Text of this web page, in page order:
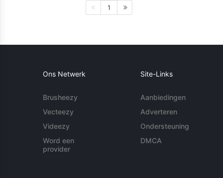
1
Ons Netwerk
Brusheezy
Vecteezy
Videezy
Word een
provider
Site-Links
Aanbiedingen
Adverteren
Ondersteuning
DMCA